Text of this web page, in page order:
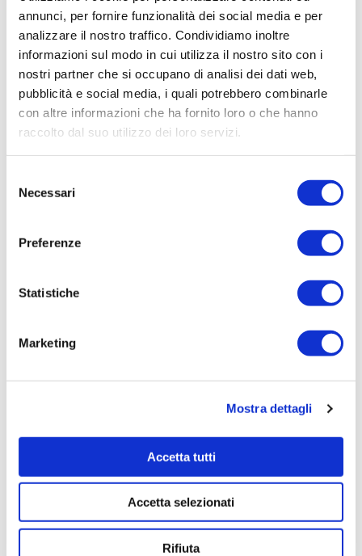
annunci, per fornire funzionalità dei social media e per
analizzare il nostro traffico. Condividiamo inoltre
informazioni sul modo in cui utilizza il nostro sito con i
nostri partner che si occupano di analisi dei dati web,
pubblicità e social media, i quali potrebbero combinarle
con altre informazioni che ha fornito loro o che hanno
raccolto dal suo utilizzo dei loro servizi.
delNecessari
Preferenze
Statistiche
Marketing
Mostra dettagli
Accetta tutti
Accetta selezionati
Rifiuta
Oggetto:
FATTURA 2106009 - RINNOVO III ANNO 2019 -
ABBONAMENTO MAGGIOLI SPA - PERIODO
2017-2018-2019 - PUBLIC-UTILITIES ON-LINE
(CONTRATTO TRIENNALE)
Elenco operatori invitati:
Codice Fiscale:
Procedura di scelta:
Affidamento ai sensi del Regolamento Generale
Aggiudicatario Nome:
Importo Aggiudicazione:
Tempi di completamento:
Pagina aggiornata il 04/08/2020